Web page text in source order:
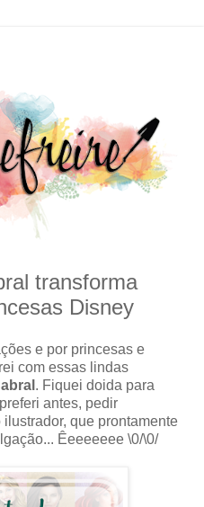
transforma
Disney
e por princesas e
com essas lindas
. Fiquei doida para
antes, pedir
que prontamente
Êeeeeeee \0/\0/